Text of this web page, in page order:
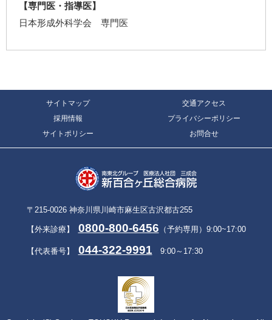
【専門医・指導医】
日本形成外科学会 専門医
サイトマップ 交通アクセス
採用情報 プライバシーポリシー
サイトポリシー お問合せ
〒215-0026 神奈川県川崎市麻生区古沢都古255
【外来診療】 0800-800-6456 （予約専用）9:00~17:00
【代表番号】 044-322-9991 9:00～17:30